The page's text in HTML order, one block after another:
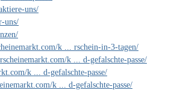
uns/
uns/
k ... rschein-in-3-tagen/
k ... d-gefalschte-passe/
k ... d-gefalschte-passe/
k ... d-gefalschte-passe/